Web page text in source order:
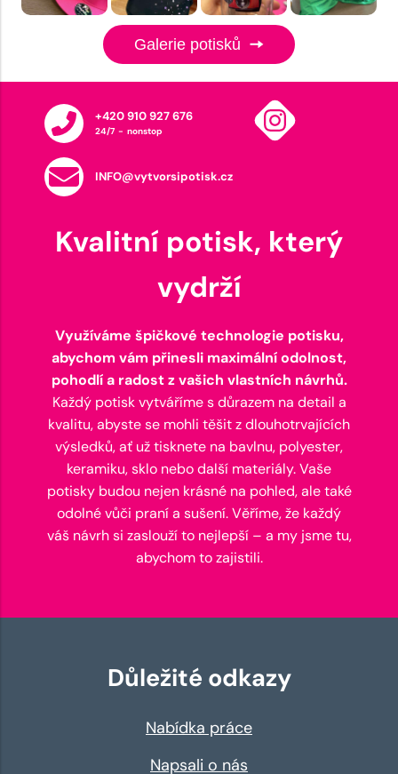
Galerie potisků
+420 910 927 676
24/7 - nonstop
INFO@vytvorsipotisk.cz
Kvalitní potisk, který
vydrží
Využíváme špičkové technologie potisku,
abychom vám přinesli maximální odolnost,
pohodlí a radost z vašich vlastních návrhů.
Každý potisk vytváříme s důrazem na detail a
kvalitu, abyste se mohli těšit z dlouhotrvajících
výsledků, ať už tisknete na bavlnu, polyester,
keramiku, sklo nebo další materiály. Vaše
potisky budou nejen krásné na pohled, ale také
odolné vůči praní a sušení. Věříme, že každý
váš návrh si zaslouží to nejlepší – a my jsme tu,
abychom to zajistili.
Důležité odkazy
Nabídka práce
Napsali o nás